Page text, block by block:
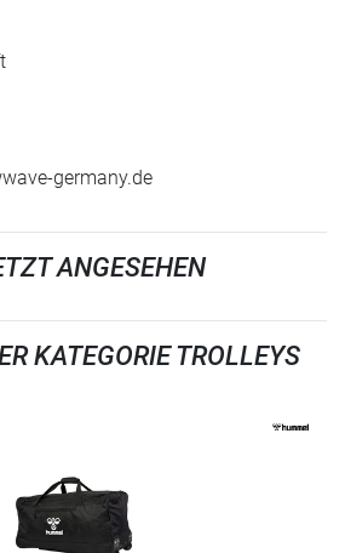
germany.de
ANGESEHEN
KATEGORIE TROLLEYS